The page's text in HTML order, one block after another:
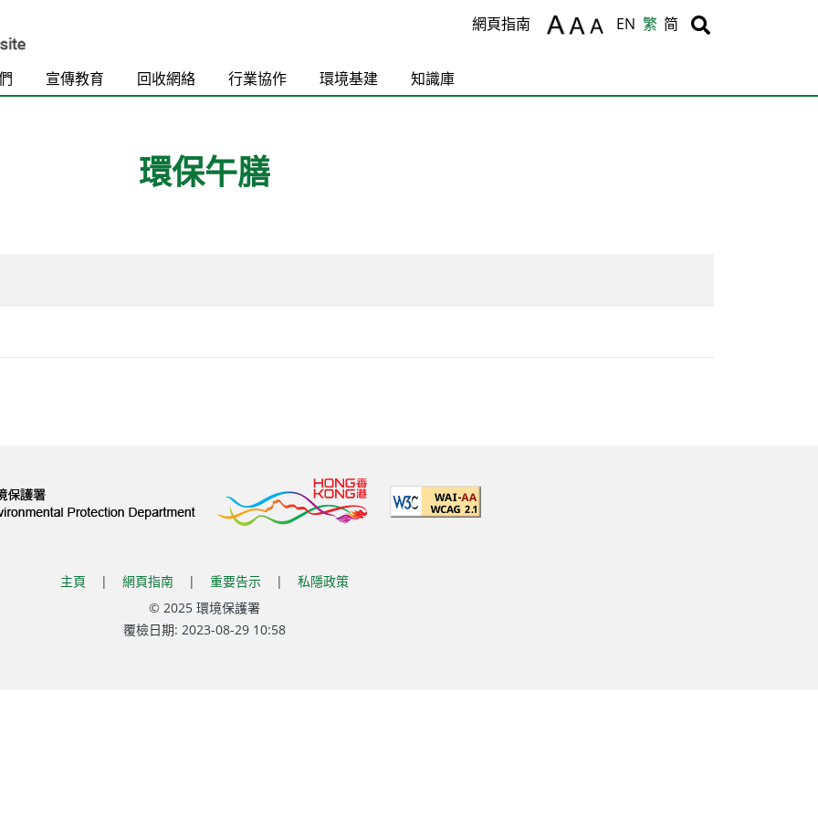
Body
網頁指南 EN 繁 简 Body
宣傳教育 回收網絡 行業協作 環境基建 知識庫
環保午膳
主頁 | 網頁指南 | 重要告示 |
私隱政策
© 2025 環境保護署
覆檢日期: 2023-08-29 10:58